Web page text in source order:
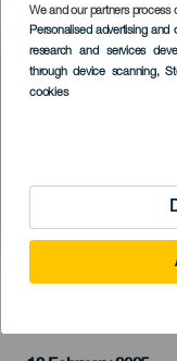
We and our partners process
Personalised advertising
research and services
through device scanning,
cookies
Imagen
Listado